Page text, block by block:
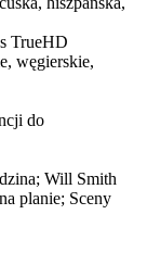
TrueHD
węgierskie,
do
Will Smith
planie; Sceny